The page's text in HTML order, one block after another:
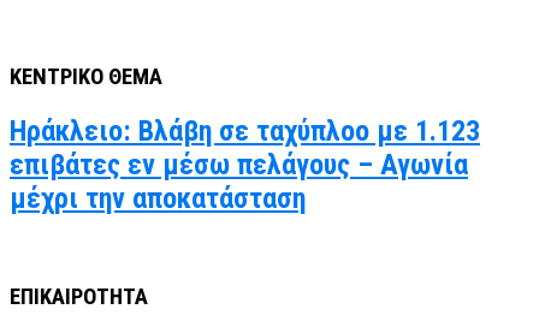
ΚΕΝΤΡΙΚΟ ΘΕΜΑ
Ηράκλειο: Βλάβη σε ταχύπλοο με 1.123
επιβάτες εν μέσω πελάγους – Αγωνία
μέχρι την αποκατάσταση
ΕΠΙΚΑΙΡΟΤΗΤΑ